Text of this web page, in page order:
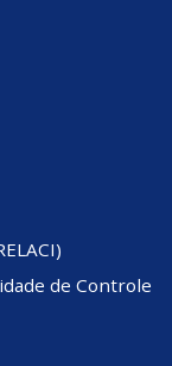
de Controle